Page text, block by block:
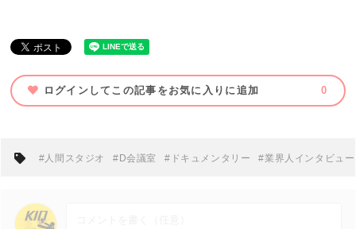
ログインしてこの記事をお気に入りに追加 0
#人間スタジオ #D会議室 #ドキュメンタリー #業界人インタビュー